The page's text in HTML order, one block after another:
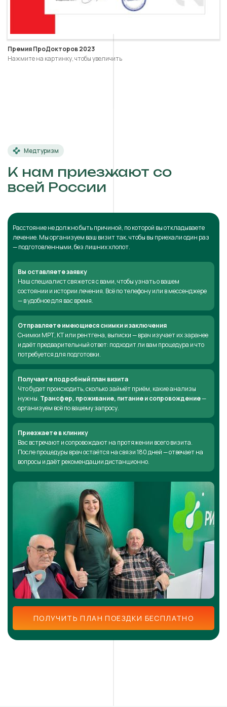
Премия ПроДокторов 2023
Нажмите на картинку, чтобы увеличить
Медтуризм
К нам приезжают со
всей России
Расстояние не должно быть причиной, по которой вы откладываете
лечение. Мы организуем ваш визит так, чтобы вы приехали один раз
— подготовленными, без лишних хлопот.
Вы оставляете заявку
Наш специалист свяжется с вами, чтобы узнать о вашем
состоянии и истории лечения. Всё по телефону или в мессенджере
— в удобное для вас время.
Отправляете имеющиеся снимки и заключения
Снимки МРТ, КТ или рентгена, выписки — врач изучает их заранее
и даёт предварительный ответ: подходит ли вам процедура и что
потребуется для подготовки.
Получаете подробный план визита
Что будет происходить, сколько займёт приём, какие анализы
нужны. Трансфер, проживание, питание и сопровождение—
организуем всё по вашему запросу.
Приезжаете в клинику
Вас встречают и сопровождают на протяжении всего визита.
После процедуры врач остаётся на связи 180 дней — отвечает на
вопросы и даёт рекомендации дистанционно.
ПОЛУЧИТЬ ПЛАН ПОЕЗДКИ БЕСПЛАТНО